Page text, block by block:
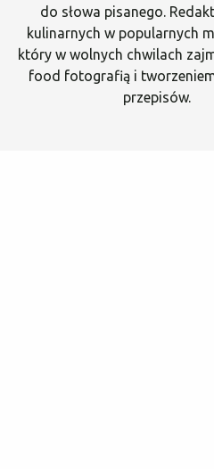
do słowa pisanego.
kulinarnych w popularnych
który w wolnych chwilach
food fotografią i
przepisów.